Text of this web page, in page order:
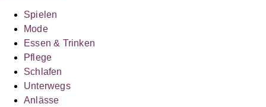
Spielen
Mode
Essen & Trinken
Pflege
Schlafen
Unterwegs
Anlässe